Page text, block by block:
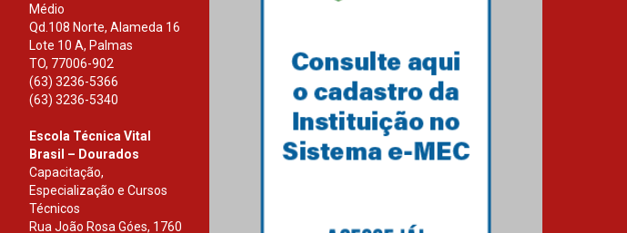
Médio
Qd.108 Norte, Alameda 16
Lote 10 A, Palmas
TO, 77006-902
(63) 3236-5366
(63) 3236-5340
Escola Técnica Vital
Brasil – Dourados
Capacitação,
Especialização e Cursos
Técnicos
Rua João Rosa Góes, 1760